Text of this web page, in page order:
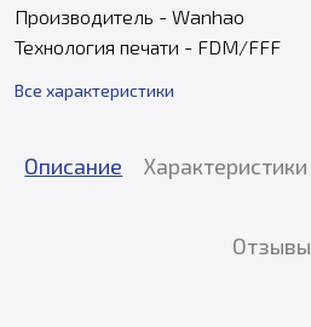
Производитель - Wanhao
Технология печати - FDM/FFF
Все характеристики
Описание Характеристики
Отзывы